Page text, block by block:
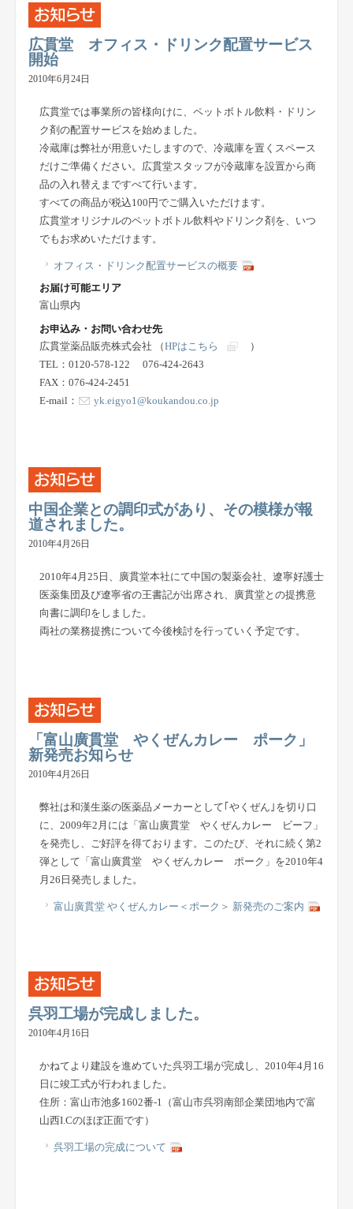
広貫堂 オフィス・ドリンク配置サービス
開始
2010年6月24日
広貫堂では事業所の皆様向けに、ペットボトル飲料・ドリン
ク剤の配置サービスを始めました。
冷蔵庫は弊社が用意いたしますので、冷蔵庫を置くスペース
だけご準備ください。広貫堂スタッフが冷蔵庫を設置から商
品の入れ替えまですべて行います。
すべての商品が税込100円でご購入いただけます。
広貫堂オリジナルのペットボトル飲料やドリンク剤を、いつ
でもお求めいただけます。
オフィス・ドリンク配置サービスの概要
お届け可能エリア
富山県内
お申込み・お問い合わせ先
広貫堂薬品販売株式会社 （HPはこちら
）
TEL：0120-578-122 076-424-2643
FAX：076-424-2451
E-mail：
yk.eigyo1@koukandou.co.jp
中国企業との調印式があり、その模様が報
道されました。
2010年4月26日
2010年4月25日、廣貫堂本社にて中国の製薬会社、遼寧好護士
医薬集団及び遼寧省の王書記が出席され、廣貫堂との提携意
向書に調印をしました。
両社の業務提携について今後検討を行っていく予定です。
「富山廣貫堂 やくぜんカレー ポーク」
新発売お知らせ
2010年4月26日
弊社は和漢生薬の医薬品メーカーとして｢やくぜん｣を切り口
に、2009年2月には「富山廣貫堂 やくぜんカレー ビーフ」
を発売し、ご好評を得ております。このたび、それに続く第2
弾として「富山廣貫堂 やくぜんカレー ポーク」を2010年4
月26日発売しました。
富山廣貫堂 やくぜんカレー＜ポーク＞ 新発売のご案内
呉羽工場が完成しました。
2010年4月16日
かねてより建設を進めていた呉羽工場が完成し、2010年4月16
日に竣工式が行われました。
住所：富山市池多1602番-1（富山市呉羽南部企業団地内で富
山西I.Cのほぼ正面です）
呉羽工場の完成について